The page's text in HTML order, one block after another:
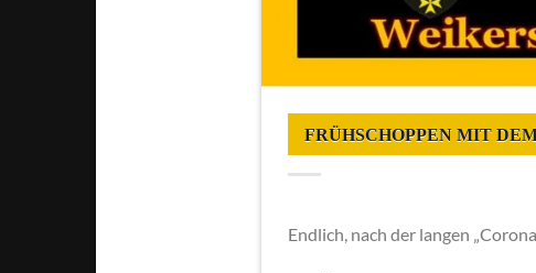
FRÜHSCHOPPEN MIT
Endlich, nach der langen